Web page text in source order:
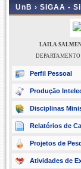
UnB › SIGAA -
LAILA
Perfil Pessoal
Produção
Disciplinas
Relatórios de
Projetos de
Atividades de